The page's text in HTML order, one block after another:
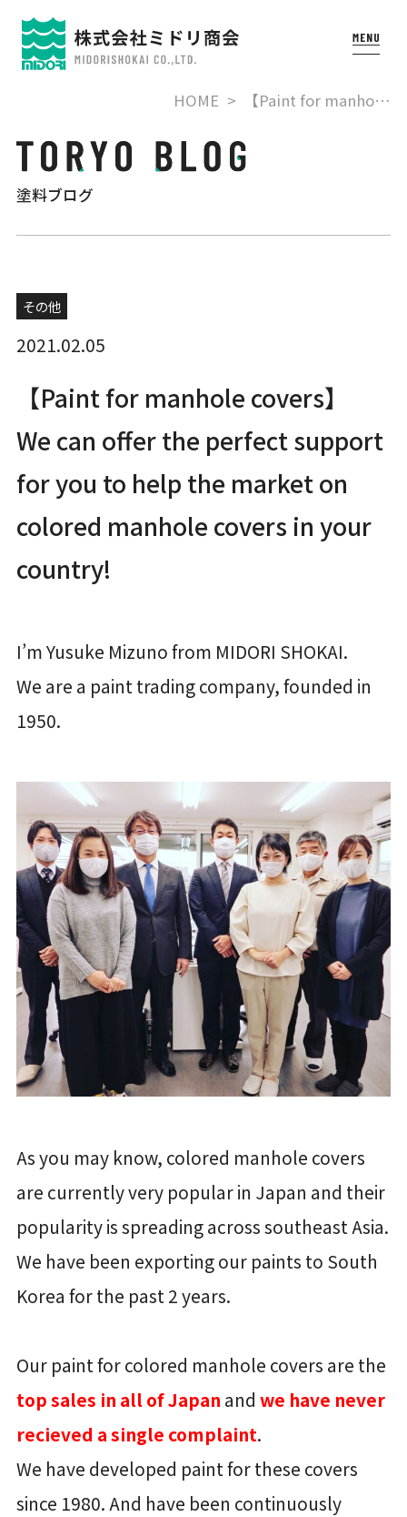
HOME 【Paint for manho…
塗料ブログ
その他
2021.02.05
【Paint for manhole covers】
We can offer the perfect support
for you to help the market on
colored manhole covers in your
country!
I’m Yusuke Mizuno from MIDORI SHOKAI.
We are a paint trading company, founded in
1950.
As you may know, colored manhole covers
are currently very popular in Japan and their
popularity is spreading across southeast Asia.
We have been exporting our paints to South
Korea for the past 2 years.
Our paint for colored manhole covers are the
top sales in all of Japan and we have never
recieved a single complaint.
We have developed paint for these covers
since 1980. And have been continuously